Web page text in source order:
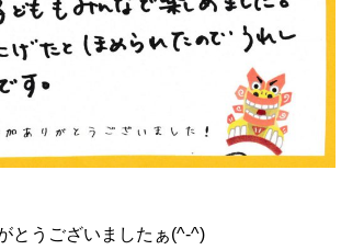
とうございましたぁ(^-^)